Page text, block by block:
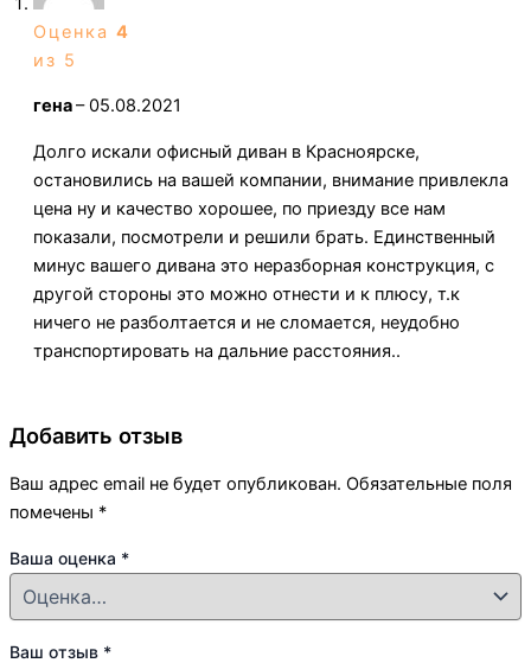
Оценка 4
из 5
гена– 05.08.2021
Долго искали офисный диван в Красноярске,
остановились на вашей компании, внимание привлекла
цена ну и качество хорошее, по приезду все нам
показали, посмотрели и решили брать. Единственный
минус вашего дивана это неразборная конструкция, с
другой стороны это можно отнести и к плюсу, т.к
ничего не разболтается и не сломается, неудобно
транспортировать на дальние расстояния..
Добавить отзыв
Ваш адрес email не будет опубликован. Обязательные поля
помечены *
Ваша оценка *
Ваш отзыв *